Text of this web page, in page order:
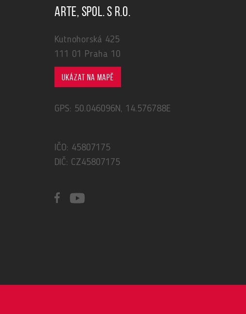
ARTE, spol. s r.o.
Kutnohorská 425
111 01 Praha 10
Ukázat na mapě
GPS: 50.046096N, 14.576788E
IČO: 45807175
DIČ: CZ45807175